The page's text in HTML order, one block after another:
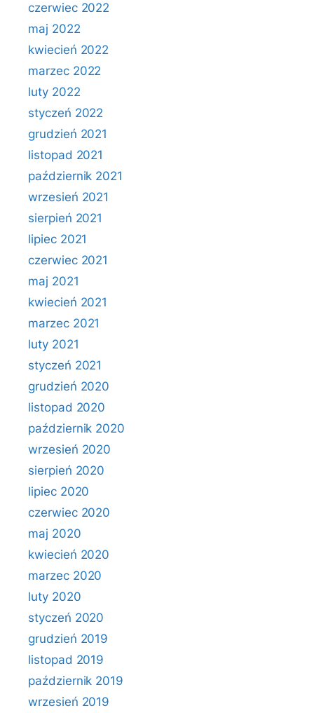
czerwiec 2022
maj 2022
kwiecień 2022
marzec 2022
luty 2022
styczeń 2022
grudzień 2021
listopad 2021
październik 2021
wrzesień 2021
sierpień 2021
lipiec 2021
czerwiec 2021
maj 2021
kwiecień 2021
marzec 2021
luty 2021
styczeń 2021
grudzień 2020
listopad 2020
październik 2020
wrzesień 2020
sierpień 2020
lipiec 2020
czerwiec 2020
maj 2020
kwiecień 2020
marzec 2020
luty 2020
styczeń 2020
grudzień 2019
listopad 2019
październik 2019
wrzesień 2019